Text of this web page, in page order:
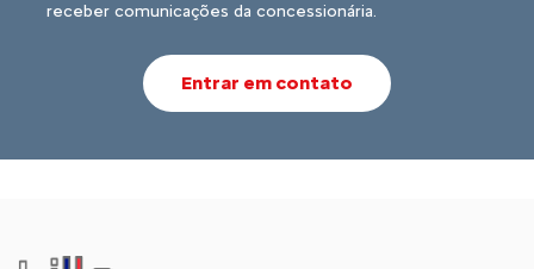
receber comunicações da concessionária.
Entrar em contato